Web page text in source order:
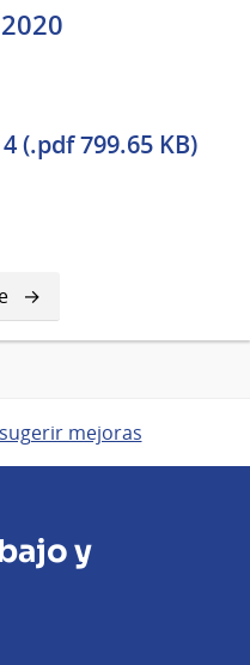
(.pdf 799.65 KB)
mejoras
y